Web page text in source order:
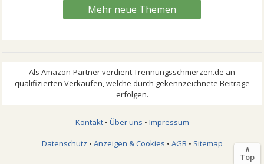
Mehr neue Themen
Kontakt• Über uns • Impressum
Datenschutz • Anzeigen & Cookies • AGB • Sitemap
∧
Top